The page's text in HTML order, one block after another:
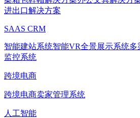
进出口解决方案
SAAS CRM
智能建站系统智能VR全景展示系统多
监控系统
跨境电商
跨境电商卖家管理系统
人工智能